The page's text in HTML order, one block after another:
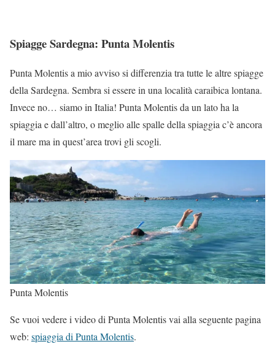
Spiagge Sardegna: Punta Molentis
Punta Molentis a mio avviso si differenzia tra tutte le altre spiagge
della Sardegna. Sembra si essere in una località caraibica lontana.
Invece no… siamo in Italia! Punta Molentis da un lato ha la
spiaggia e dall’altro, o meglio alle spalle della spiaggia c’è ancora
il mare ma in quest’area trovi gli scogli.
Punta Molentis
Se vuoi vedere i video di Punta Molentis vai alla seguente pagina
web: spiaggia di Punta Molentis.